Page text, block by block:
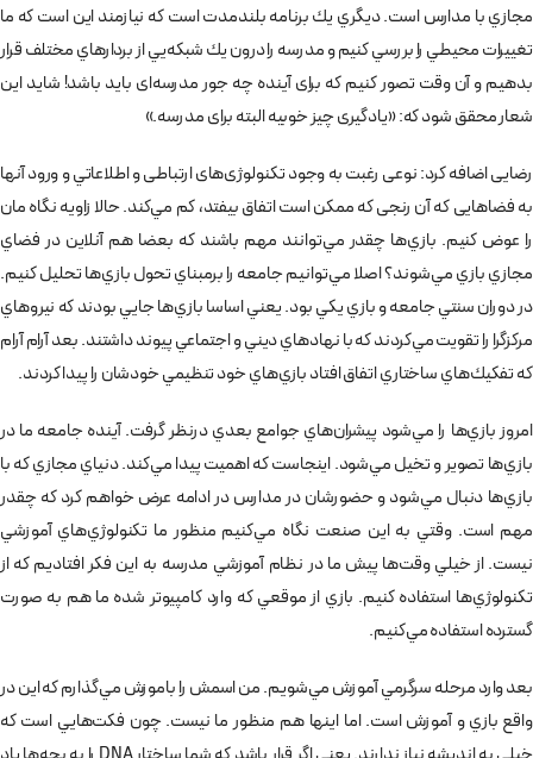
مجازي با مدارس است. ديگري يك برنامه بلندمدت است كه نيازمند اين است كه ما
تغييرات محيطي را بررسي كنيم و مدرسه را درون يك شبكه‌يي از بردارهاي مختلف قرار
بدهيم و آن وقت تصور كنيم كه برای آينده چه جور مدرسه‌ای بايد باشد! شايد اين
شعار محقق شود كه: «يادگيری چيز خوبيه البته برای مدرسه.»
رضايی اضافه كرد: نوعی رغبت به وجود تكنولوژی‌های ارتباطی و اطلاعاتي و ورود آنها
به فضاهايی كه آن رنجی كه ممكن است اتفاق بيفتد، كم مي‌كند. حالا زاويه نگاه مان
را عوض كنيم. بازي‌ها چقدر مي‌توانند مهم باشند كه بعضا هم آنلاين در فضاي
مجازي بازي مي‌شوند؟ اصلا مي‌توانيم جامعه را برمبناي تحول بازي‌ها تحليل كنيم.
در دوران سنتي جامعه و بازي يكي بود. يعني اساسا بازي‌ها جايي بودند كه نيروهاي
مركزگرا را تقويت مي‌كردند كه با نهادهاي ديني و اجتماعي پيوند داشتند. بعد آرام آرام
كه تفكيك‌هاي ساختاري اتفاق افتاد بازي‌هاي خود تنظيمي خودشان را پيدا كردند.
امروز بازي‌ها را مي‌شود پيشران‌هاي جوامع بعدي درنظر گرفت. آينده جامعه ما در
بازي‌ها تصوير و تخيل مي‌شود. اينجاست كه اهميت پيدا مي‌كند. دنياي مجازي كه با
بازي‌ها دنبال مي‌شود و حضورشان در مدارس در ادامه عرض خواهم كرد كه چقدر
مهم است. وقتي به اين صنعت نگاه مي‌كنيم منظور ما تكنولوژي‌هاي آموزشي
نيست. از خيلي وقت‌ها پيش ما در نظام آموزشي مدرسه به اين فكر افتاديم كه از
تكنولوژي‌ها استفاده كنيم. بازي از موقعي كه وارد كامپيوتر شده ما هم به صورت
گسترده استفاده مي‌كنيم.
بعد وارد مرحله سرگرمي آموزش مي‌شويم. من اسمش را باموزش مي‌گذارم كه اين در
واقع بازي و آموزش است. اما اينها هم منظور ما نيست. چون فكت‌هايي است كه